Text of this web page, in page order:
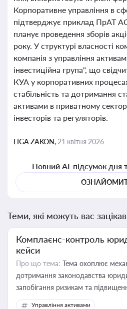
Корпоративне управління в
підтверджує приклад ПрАТ
планує проведення зборів
року. У структурі власності
компанія з управління
інвестиційна група", що
КУА у корпоративних
стабільність та дотримання
активами в приватному
інвесторів та регуляторів.
LIGA ZAKON, 21 квітня 2026
Повний AI-підсумок дня
Теми, які можуть вас
Комплаєнс-контроль
кейси
Про що тема: Тема охоплює
дотримання законодавства
запобігання ризикам та
Управління активами